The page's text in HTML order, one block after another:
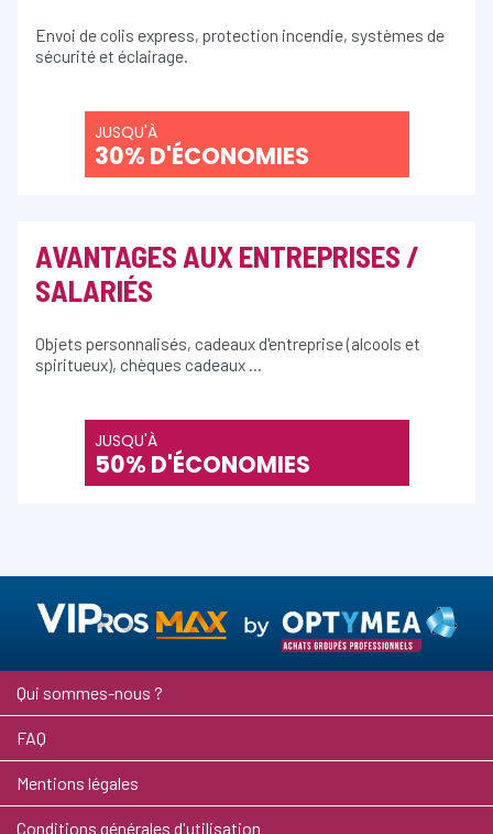
Envoi de colis express, protection incendie, systèmes de
sécurité et éclairage.
JUSQU'À
30% D'ÉCONOMIES
AVANTAGES AUX ENTREPRISES /
SALARIÉS
Objets personnalisés, cadeaux d'entreprise (alcools et
spiritueux), chèques cadeaux …
JUSQU'À
50% D'ÉCONOMIES
Qui sommes-nous ?
FAQ
Mentions légales
Conditions générales d'utilisation